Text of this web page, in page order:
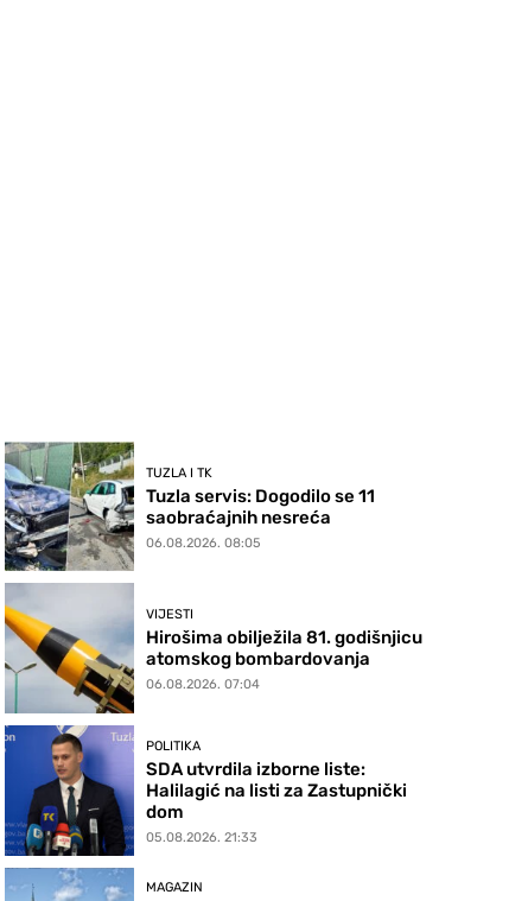
TUZLA I TK
Tuzla servis: Dogodilo se 11
saobraćajnih nesreća
06.08.2026. 08:05
VIJESTI
Hirošima obilježila 81. godišnjicu
atomskog bombardovanja
06.08.2026. 07:04
POLITIKA
SDA utvrdila izborne liste:
Halilagić na listi za Zastupnički
dom
05.08.2026. 21:33
MAGAZIN